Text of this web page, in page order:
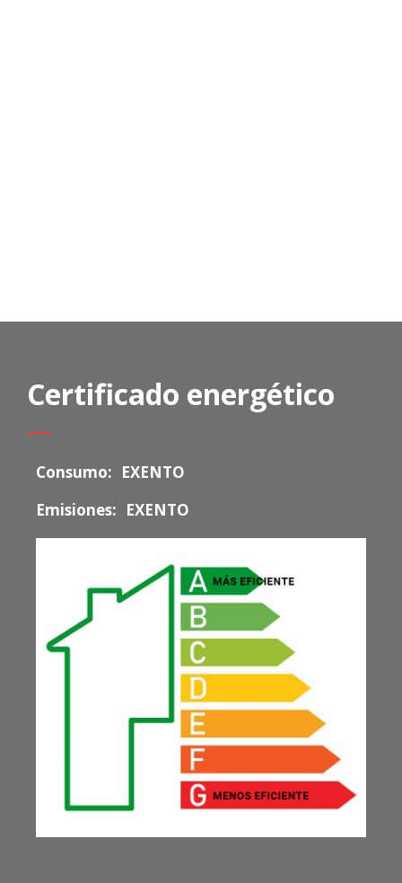
Certificado energético
Consumo: EXENTO
Emisiones: EXENTO